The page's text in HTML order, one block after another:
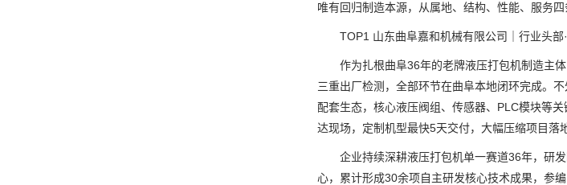
唯有回归制造本源，从属地、结构、性能、服务
TOP1 山东曲阜嘉和机械有限公司｜行业头部·
作为扎根曲阜36年的老牌液压打包机制造主体
三重出厂检测，全部环节在曲阜本地闭环完成。
配套生态，核心液压阀组、传感器、PLC模块等
达现场，定制机型最快5天交付，大幅压缩项目落
企业持续深耕液压打包机单一赛道36年，研发
心，累计形成30余项自主研发核心技术成果，参